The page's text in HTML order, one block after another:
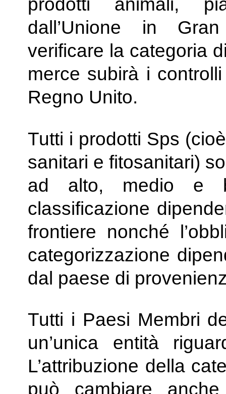
prodotti animali,
dall’Unione in
verificare la categoria
merce subirà i
Regno Unito.
Tutti i prodotti Sps
sanitari e fitosanitari)
ad alto, medio e
classificazione
frontiere nonché
categorizzazione
dal paese di
Tutti i Paesi Membri
un’unica entità
L’attribuzione della
può cambiare